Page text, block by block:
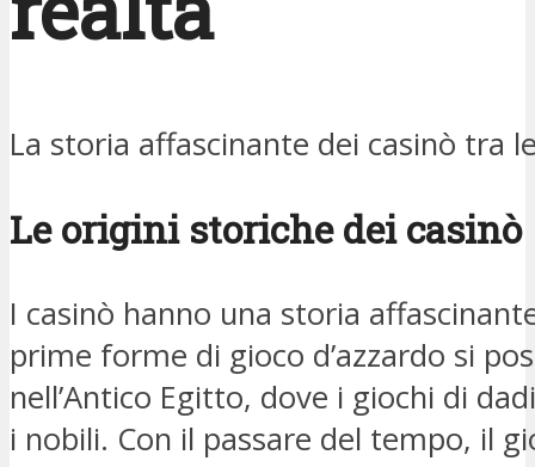
La storia affascinante dei casinò tra
Le origini storiche dei casinò
I casinò hanno una storia
prime forme di gioco d’azzardo si
nell’Antico Egitto, dove i giochi di
i nobili. Con il passare del tempo, il